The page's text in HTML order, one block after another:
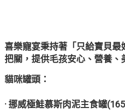
喜樂寵宴秉持著「只給寶貝
把關，提供毛孩安心、營養、
貓咪罐頭：
· 挪威極鮭慕斯肉泥主食罐